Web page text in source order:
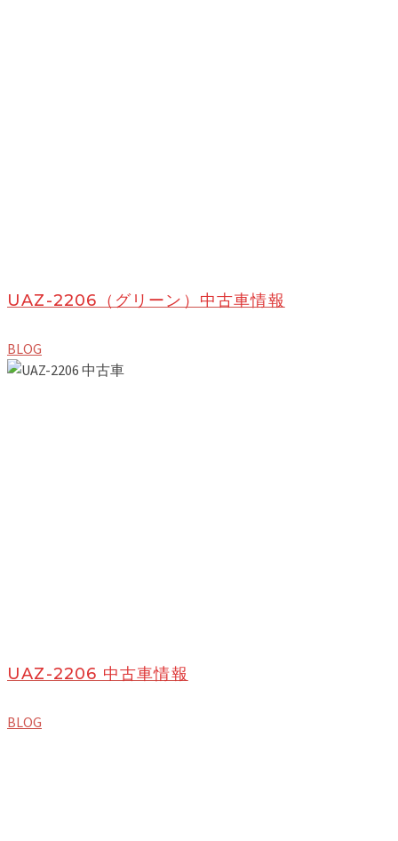
UAZ-2206（グリーン）中古車情報
BLOG
UAZ-2206 中古車情報
BLOG